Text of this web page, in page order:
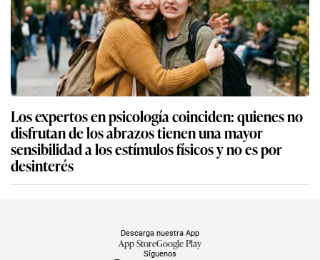
Los expertos en psicología coinciden: quienes no
disfrutan de los abrazos tienen una mayor
sensibilidad a los estímulos físicos y no es por
desinterés
Síguenos
Descarga nuestra App
App StoreGoogle Play